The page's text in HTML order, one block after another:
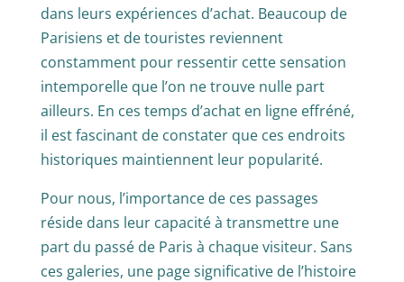
dans leurs expériences d’achat. Beaucoup de
Parisiens et de touristes reviennent
constamment pour ressentir cette sensation
intemporelle que l’on ne trouve nulle part
ailleurs. En ces temps d’achat en ligne effréné,
il est fascinant de constater que ces endroits
historiques maintiennent leur popularité.
Pour nous, l’importance de ces passages
réside dans leur capacité à transmettre une
part du passé de Paris à chaque visiteur. Sans
ces galeries, une page significative de l’histoire